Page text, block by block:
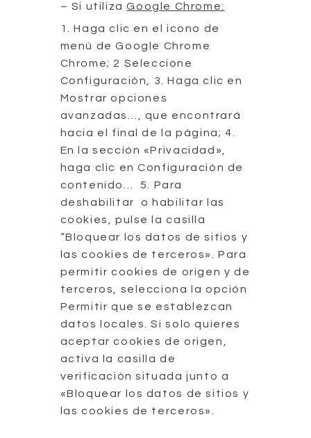
– Si utilizaGoogle Chrome:
1. Haga clic en el icono de
menú de Google Chrome
Chrome; 2 Seleccione
Configuración, 3. Haga clic en
Mostrar opciones
avanzadas…, que encontrará
hacia el final de la página; 4.
En la sección «Privacidad»,
haga clic en Configuración de
contenido… 5. Para
deshabilitar o habilitar las
cookies, pulse la casilla
“Bloquear los datos de sitios y
las cookies de terceros». Para
permitir cookies de origen y de
terceros, selecciona la opción
Permitir que se establezcan
datos locales. Si solo quieres
aceptar cookies de origen,
activa la casilla de
verificación situada junto a
«Bloquear los datos de sitios y
las cookies de terceros».